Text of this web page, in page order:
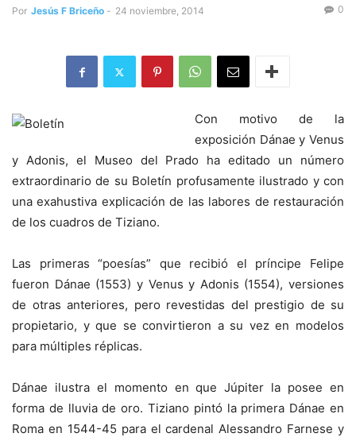
Por Jesús F Briceño - 24 noviembre, 2014 0
Con motivo de la
exposición Dánae y Venus
y Adonis, el Museo del Prado ha editado un número
extraordinario de su Boletín profusamente ilustrado y con
una exahustiva explicación de las labores de restauración
de los cuadros de Tiziano.
Las primeras “poesías” que recibió el príncipe Felipe
fueron Dánae (1553) y Venus y Adonis (1554), versiones
de otras anteriores, pero revestidas del prestigio de su
propietario, y que se convirtieron a su vez en modelos
para múltiples réplicas.
Dánae ilustra el momento en que Júpiter la posee en
forma de lluvia de oro. Tiziano pintó la primera Dánae en
Roma en 1544-45 para el cardenal Alessandro Farnese y